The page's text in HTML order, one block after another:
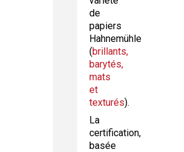
de
papiers
Hahnemühle
(brillants,
barytés,
mats
et
texturés).
La
certification,
basée